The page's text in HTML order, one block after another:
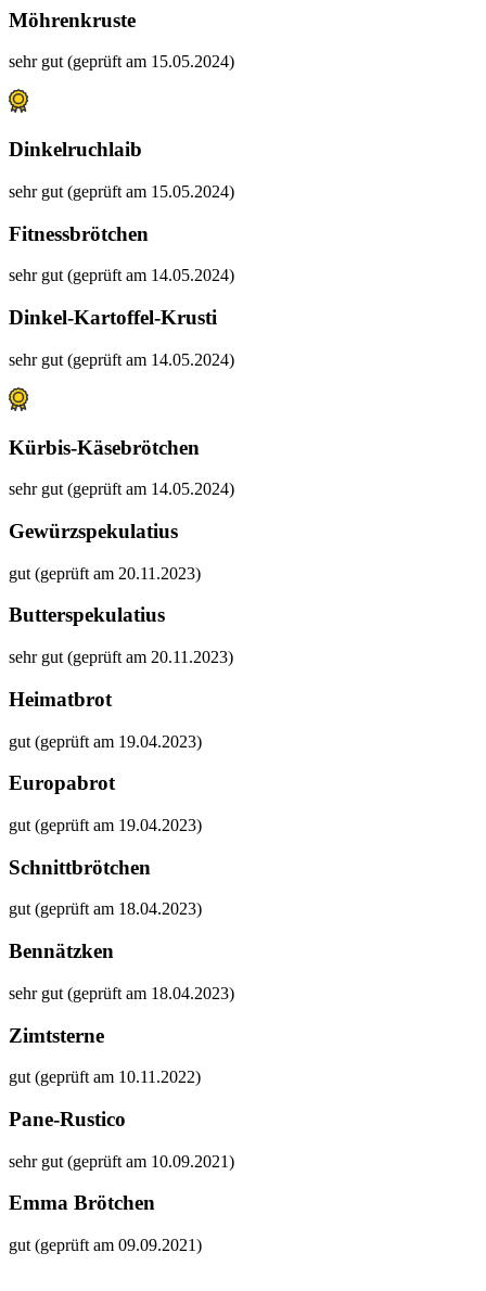
Möhrenkruste
sehr gut (geprüft am 15.05.2024)
Dinkelruchlaib
sehr gut (geprüft am 15.05.2024)
Fitnessbrötchen
sehr gut (geprüft am 14.05.2024)
Dinkel-Kartoffel-Krusti
sehr gut (geprüft am 14.05.2024)
Kürbis-Käsebrötchen
sehr gut (geprüft am 14.05.2024)
Gewürzspekulatius
gut (geprüft am 20.11.2023)
Butterspekulatius
sehr gut (geprüft am 20.11.2023)
Heimatbrot
gut (geprüft am 19.04.2023)
Europabrot
gut (geprüft am 19.04.2023)
Schnittbrötchen
gut (geprüft am 18.04.2023)
Bennätzken
sehr gut (geprüft am 18.04.2023)
Zimtsterne
gut (geprüft am 10.11.2022)
Pane-Rustico
sehr gut (geprüft am 10.09.2021)
Emma Brötchen
gut (geprüft am 09.09.2021)